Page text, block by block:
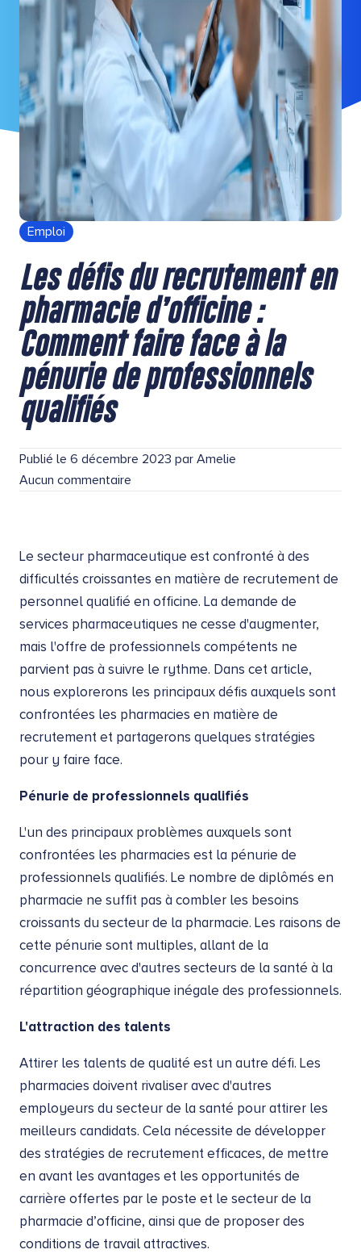
Emploi
Les défis du recrutement en
pharmacie d’officine :
Comment faire face à la
pénurie de professionnels
qualifiés
Publié le 6 décembre 2023 par Amelie
Aucun commentaire
Le secteur pharmaceutique est confronté à des
difficultés croissantes en matière de recrutement de
personnel qualifié en officine. La demande de
services pharmaceutiques ne cesse d'augmenter,
mais l'offre de professionnels compétents ne
parvient pas à suivre le rythme. Dans cet article,
nous explorerons les principaux défis auxquels sont
confrontées les pharmacies en matière de
recrutement et partagerons quelques stratégies
pour y faire face.
Pénurie de professionnels qualifiés
L'un des principaux problèmes auxquels sont
confrontées les pharmacies est la pénurie de
professionnels qualifiés. Le nombre de diplômés en
pharmacie ne suffit pas à combler les besoins
croissants du secteur de la pharmacie. Les raisons de
cette pénurie sont multiples, allant de la
concurrence avec d'autres secteurs de la santé à la
répartition géographique inégale des professionnels.
L'attraction des talents
Attirer les talents de qualité est un autre défi. Les
pharmacies doivent rivaliser avec d'autres
employeurs du secteur de la santé pour attirer les
meilleurs candidats. Cela nécessite de développer
des stratégies de recrutement efficaces, de mettre
en avant les avantages et les opportunités de
carrière offertes par le poste et le secteur de la
pharmacie d’officine, ainsi que de proposer des
conditions de travail attractives.